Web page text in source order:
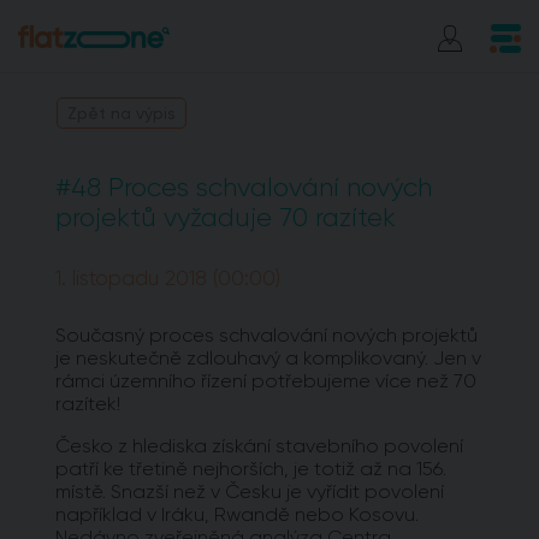
#48 Proces schvalování nových
projektů vyžaduje 70 razítek
1. listopadu 2018 (00:00)
Současný proces schvalování nových projektů
je neskutečně zdlouhavý a komplikovaný. Jen v
rámci územního řízení potřebujeme více než 70
razítek!
Česko z hlediska získání stavebního povolení
patří ke třetině nejhorších, je totiž až na 156.
místě. Snazší než v Česku je vyřídit povolení
například v Iráku, Rwandě nebo Kosovu.